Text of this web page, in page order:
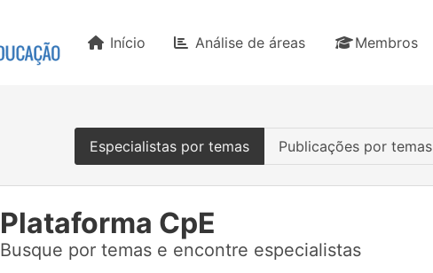
Início Análise de áreas Membros
Especialistas por temas Publicações por temas
Plataforma CpE
Busque por temas e encontre especialistas